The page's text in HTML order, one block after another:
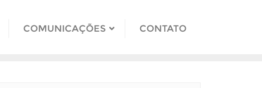
COMUNICAÇÕES CONTATO